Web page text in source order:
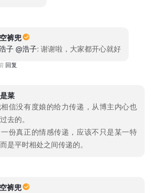
裤兜
子 @浩子: 谢谢啦，大家都开心就好
回复
菜
信没有度娘的给力传递，从博主内心也
去的。
份真正的情感传递，应该不只是某一特
是平时相处之间传递的。
裤兜